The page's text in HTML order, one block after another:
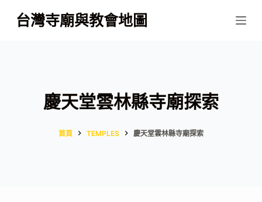
跳
至
台灣寺廟與教會地圖
慶天堂雲林縣寺廟探索
首頁 TEMPLES 慶天堂雲林縣寺廟探索